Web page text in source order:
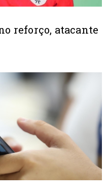
reforço, atacante